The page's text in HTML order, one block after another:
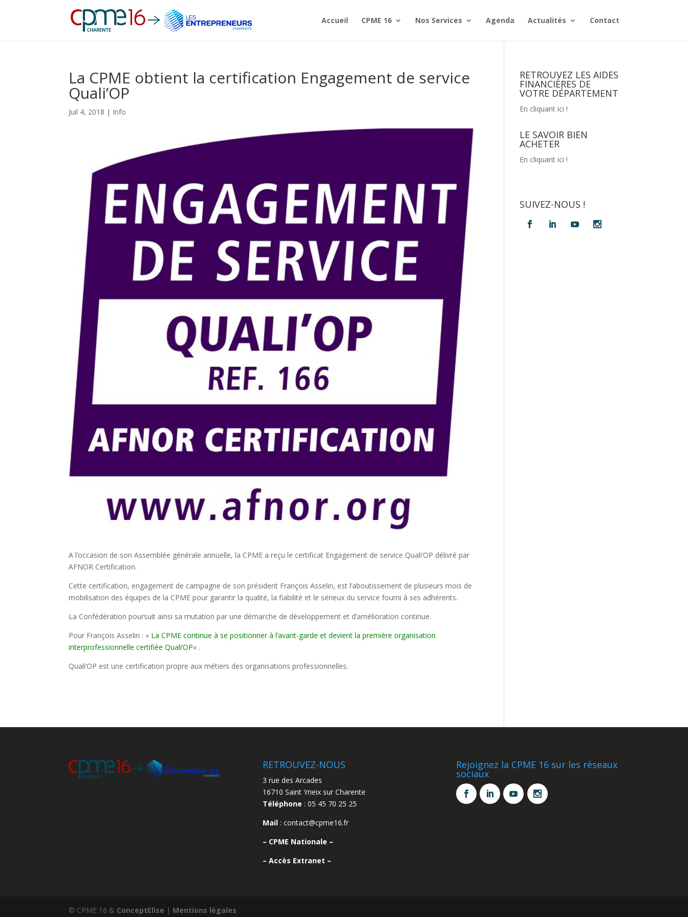
Accueil CPME 16 Nos Services Agenda Actualités Contact
La CPME obtient la certification Engagement de service
Quali’OP
Juil 4, 2018 | Info
A l’occasion de son Assemblée générale annuelle, la CPME a reçu le certificat Engagement de service Quali’OP délivré par
AFNOR Certification.
Cette certification, engagement de campagne de son président François Asselin, est l’aboutissement de plusieurs mois de
mobilisation des équipes de la CPME pour garantir la qualité, la fiabilité et le sérieux du service fourni à ses adhérents.
La Confédération poursuit ainsi sa mutation par une démarche de développement et d’amélioration continue.
Pour François Asselin : « La CPME continue à se positionner à l’avant-garde et devient la première organisation
interprofessionnelle certifiée Quali’OP« .
Quali’OP est une certification propre aux métiers des organisations professionnelles.
RETROUVEZ LES AIDES
FINANCIÈRES DE
VOTRE DÉPARTEMENT
En cliquant ici !
LE SAVOIR BIEN
ACHETER
En cliquant ici !
SUIVEZ-NOUS !
RETROUVEZ-NOUS
3 rue des Arcades
16710 Saint Yrieix sur Charente
Téléphone : 05 45 70 25 25
Mail: contact@cpme16.fr
– CPME Nationale –
– Accès Extranet –
Rejoignez la CPME 16 sur les réseaux
sociaux
© CPME 16 & ConceptElise | Mentions légales